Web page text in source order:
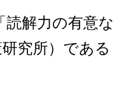
解力の有意
究所）であ